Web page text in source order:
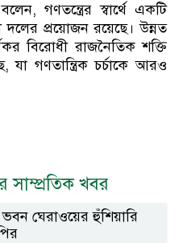
গণতন্ত্রের স্বার্থে একটি
প্রয়োজন রয়েছে। উন্নত
বিরোধী রাজনৈতিক শক্তি
গণতান্ত্রিক চর্চাকে আরও
সাম্প্রতিক খবর
ঘেরাওয়ের হুঁশিয়ারি